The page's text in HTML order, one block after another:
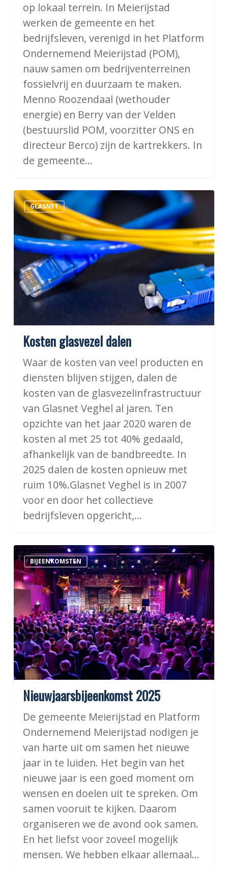
op lokaal terrein. In Meierijstad
werken de gemeente en het
bedrijfsleven, verenigd in het Platform
Ondernemend Meierijstad (POM),
nauw samen om bedrijventerreinen
fossielvrij en duurzaam te maken.
Menno Roozendaal (wethouder
energie) en Berry van der Velden
(bestuurslid POM, voorzitter ONS en
directeur Berco) zijn de kartrekkers. In
de gemeente…
Kosten
glasvezel
dalen
GLASNET
Kosten glasvezel dalen
Waar de kosten van veel producten en
diensten blijven stijgen, dalen de
kosten van de glasvezelinfrastructuur
van Glasnet Veghel al jaren. Ten
opzichte van het jaar 2020 waren de
kosten al met 25 tot 40% gedaald,
afhankelijk van de bandbreedte. In
2025 dalen de kosten opnieuw met
ruim 10%.Glasnet Veghel is in 2007
voor en door het collectieve
bedrijfsleven opgericht,…
Nieuwjaarsbijeenkomst
2025BIJEENKOMSTEN
Nieuwjaarsbijeenkomst 2025
De gemeente Meierijstad en Platform
Ondernemend Meierijstad nodigen je
van harte uit om samen het nieuwe
jaar in te luiden. Het begin van het
nieuwe jaar is een goed moment om
wensen en doelen uit te spreken. Om
samen vooruit te kijken. Daarom
organiseren we de avond ook samen.
En het liefst voor zoveel mogelijk
mensen. We hebben elkaar allemaal…